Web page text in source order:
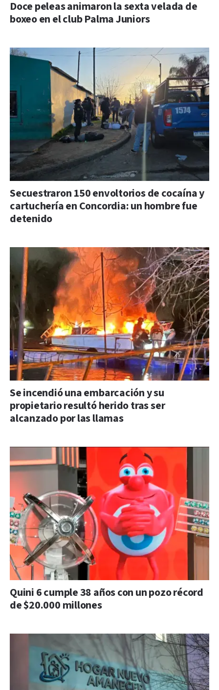
Doce peleas animaron la sexta velada de
boxeo en el club Palma Juniors
Secuestraron 150 envoltorios de cocaína y
cartuchería en Concordia: un hombre fue
detenido
Se incendió una embarcación y su
propietario resultó herido tras ser
alcanzado por las llamas
Quini 6 cumple 38 años con un pozo récord
de $20.000 millones